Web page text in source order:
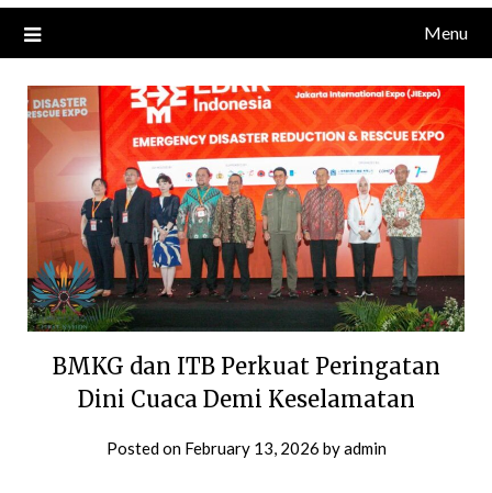
Menu
BMKG dan ITB Perkuat Peringatan
Dini Cuaca Demi Keselamatan
Posted on February 13, 2026 byadmin